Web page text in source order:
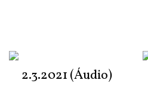
2.3.2021 (Áudio)